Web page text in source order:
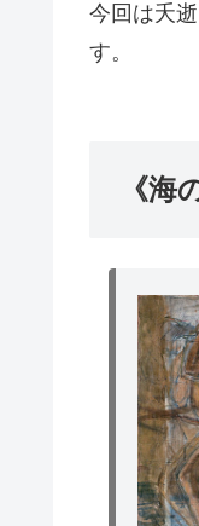
今回は夭
す。
《海